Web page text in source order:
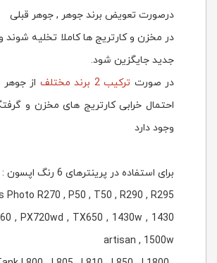
درصورت تعویض برند جوهر , جوهر قبلی
در مخزن و کارتریج ها کاملا تخلیه
جدید جایگزین شود.
در صورت ترکیب 2 برند مختلف
از
احتمال خرابی کارتریج های مخزن و
وجود دارد
برای استفاده در پرینترهای 6 رنگ اپسون :
Photo R270 , P50 , T50 , R290 , R295
, PX720wd , TX650 , 1430w , 1430
artisan , 1500w